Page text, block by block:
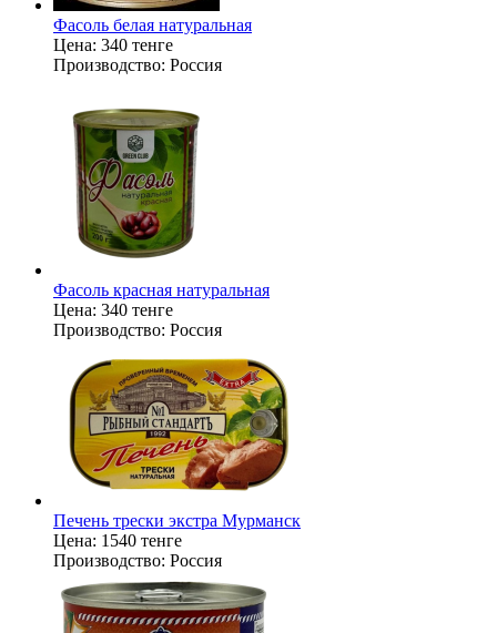
Фасоль белая натуральная
Цена: 340 тенге
Производство: Россия
Фасоль красная натуральная
Цена: 340 тенге
Производство: Россия
Печень трески экстра Мурманск
Цена: 1540 тенге
Производство: Россия